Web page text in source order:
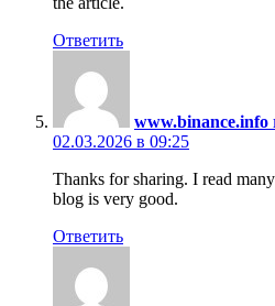
Ответить
www.binance.info
02.03.2026 в 09:25
Thanks for sharing. I read
blog is very good.
Ответить